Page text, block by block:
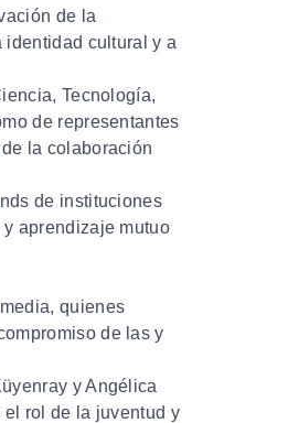
de la
identidad cultural y a
Tecnología,
de representantes
la colaboración
de instituciones
aprendizaje mutuo
quienes
de las y
y Angélica
rol de la juventud y